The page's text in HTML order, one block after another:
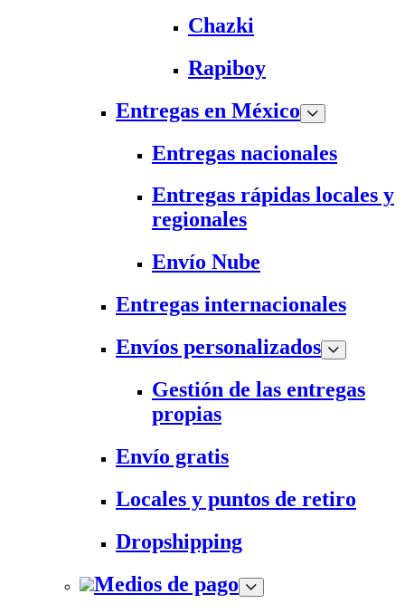
Chazki
Rapiboy
Entregas en México
Entregas nacionales
Entregas rápidas locales y
regionales
Envío Nube
Entregas internacionales
Envíos personalizados
Gestión de las entregas
propias
Envío gratis
Locales y puntos de retiro
Dropshipping
Medios de pago